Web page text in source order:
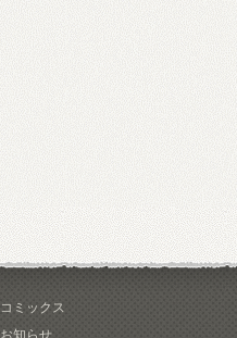
コミックス
お知らせ